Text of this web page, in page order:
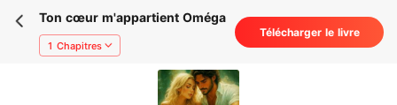
Ton cœur m'appartient Oméga
1 Chapitres
Télécharger le livre